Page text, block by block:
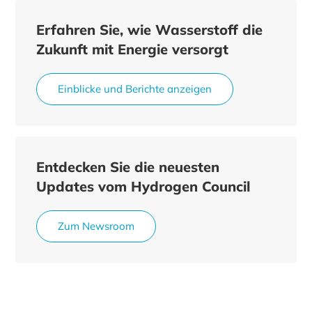
Erfahren Sie, wie Wasserstoff die
Zukunft mit Energie versorgt
Einblicke und Berichte anzeigen
Entdecken Sie die neuesten
Updates vom Hydrogen Council
Zum Newsroom